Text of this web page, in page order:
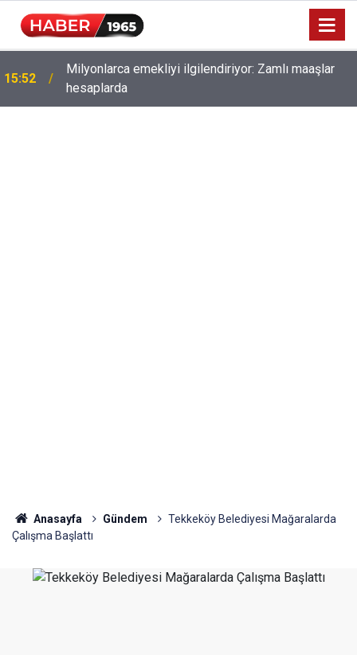
15:52
Milyonlarca emekliyi ilgilendiriyor: Zamlı maaşlar
hesaplarda
Anasayfa Gündem
Tekkeköy Belediyesi Mağaralarda
Çalışma Başlattı